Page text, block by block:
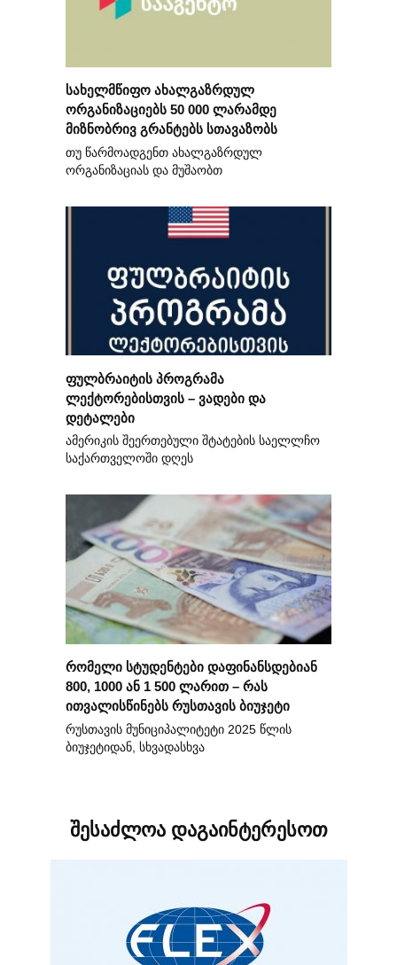
სახელმწიფო ახალგაზრდულ
ორგანიზაციებს 50 000 ლარამდე
მიზნობრივ გრანტებს სთავაზობს
თუ წარმოადგენთ ახალგაზრდულ
ორგანიზაციას და მუშაობთ
ფულბრაიტის პროგრამა
ლექტორებისთვის – ვადები და
დეტალები
ამერიკის შეერთებული შტატების საელლჩო
საქართველოში დღეს
რომელი სტუდენტები დაფინანსდებიან
800, 1000 ან 1 500 ლარით – რას
ითვალისწინებს რუსთავის ბიუჯეტი
რუსთავის მუნიციპალიტეტი 2025 წლის
ბიუჯეტიდან, სხვადასხვა
შესაძლოა დაგაინტერესოთ